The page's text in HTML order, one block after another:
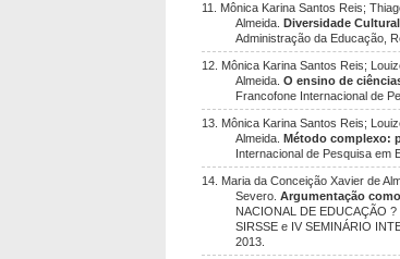
11. Mônica Karina Santos Reis;
Almeida.Diversidade
Administração da Educação,
12. Mônica Karina Santos Reis;
Almeida.O ensino de
Francofone Internacional de
13. Mônica Karina Santos Reis;
Almeida.Método complexo:
Internacional de Pesquisa em
14. Maria da Conceição Xavier de
Severo.Argumentação
NACIONAL DE EDUCAÇÃO
SIRSSE e IV SEMINÁRIO
2013.